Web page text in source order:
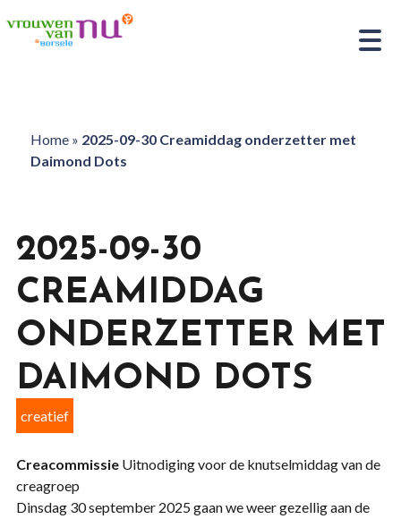
Home» 2025-09-30 Creamiddag onderzetter met
Daimond Dots
2025-09-30
CREAMIDDAG
ONDERZETTER MET
DAIMOND DOTS
creatief
CreacommissieUitnodiging voor de knutselmiddag van de
creagroep
Dinsdag 30 september 2025 gaan we weer gezellig aan de